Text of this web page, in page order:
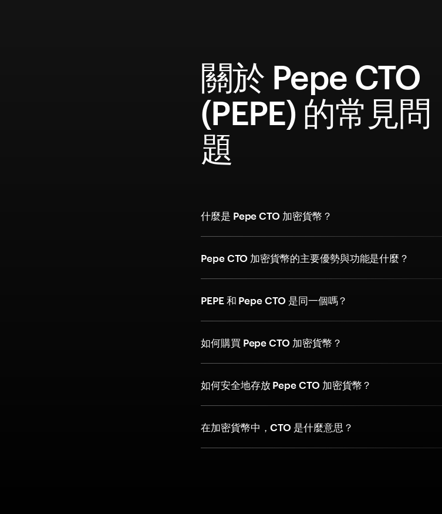
關於 Pepe CTO
(PEPE) 的常見問
題
什麼是 Pepe CTO 加密貨幣？
Pepe CTO 加密貨幣的主要優勢與功能是什麼？
PEPE 和 Pepe CTO 是同一個嗎？
如何購買 Pepe CTO 加密貨幣？
如何安全地存放 Pepe CTO 加密貨幣？
在加密貨幣中，CTO 是什麼意思？